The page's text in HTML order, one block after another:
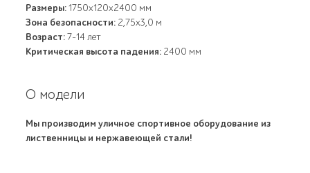
Размеры:1750х120х2400 мм
Зона безопасности: 2,75х3,0 м
Возраст:7-14 лет
Критическая высота падения: 2400 мм
О модели
Мы производим уличное спортивное оборудование из
лиственницы и нержавеющей стали!